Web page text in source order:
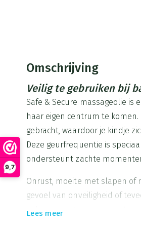
9,7
Omschrijving
Veilig te gebruiken bij
Safe & Secure massageolie
haar eigen centrum te
gebracht, waardoor je kindje
Deze geurfrequentie is
ondersteunt zachte
Onrust, moeite met slapen of
gevoel van onveiligheid of
zich over te geven aan rust
Lees meer